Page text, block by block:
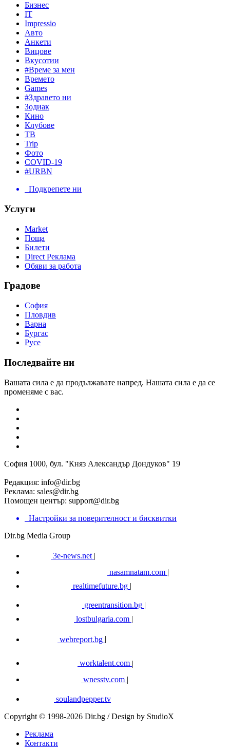
Бизнес
IT
Impressio
Авто
Анкети
Вицове
Вкусотии
#Време за мен
Времето
Games
#Здравето ни
Зодиак
Кино
Клубове
ТВ
Trip
Фото
COVID-19
#URBN
Подкрепете ни
Услуги
Market
Поща
Билети
Direct Реклама
Обяви за работа
Градове
София
Пловдив
Варна
Бургас
Русе
Последвайте ни
Вашата сила е да продължавате напред. Нашата сила е да се
променяме с вас.
София 1000, бул. "Княз Александър Дондуков" 19
Редакция: info@dir.bg
Реклама: sales@dir.bg
Помощен център: support@dir.bg
Настройки за поверителност и бисквитки
Dir.bg Media Group
3e-news.net |
nasamnatam.com |
realtimefuture.bg |
greentransition.bg |
lostbulgaria.com |
webreport.bg
worktalent.com |
wnesstv.com |
soulandpepper.tv
Copyright © 1998-2026 Dir.bg / Design by StudioX
Реклама
Контакти